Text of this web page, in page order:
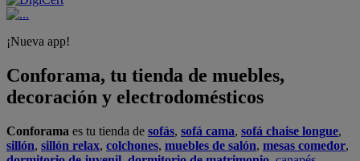
¡Nueva app!
Conforama, tu tienda de muebles,
decoración y electrodomésticos
Conforama es tu tienda de sofás, sofá cama, sofá chaise longue,
sillón, sillón relax, colchones, muebles de salón, mesas comedor,